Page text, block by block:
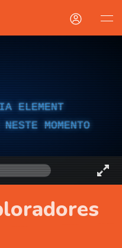
ELEMENT
MOMENTO